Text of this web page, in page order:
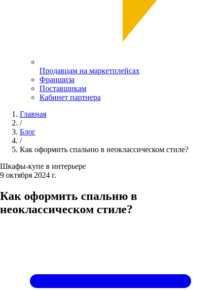
Продавцам на маркетплейсах
Франшиза
Поставщикам
Кабинет партнера
Главная
/
Блог
/
Как оформить спальню в неоклассическом стиле?
Шкафы-купе в интерьере
9 октября 2024 г.
Как оформить спальню в
неоклассическом стиле?